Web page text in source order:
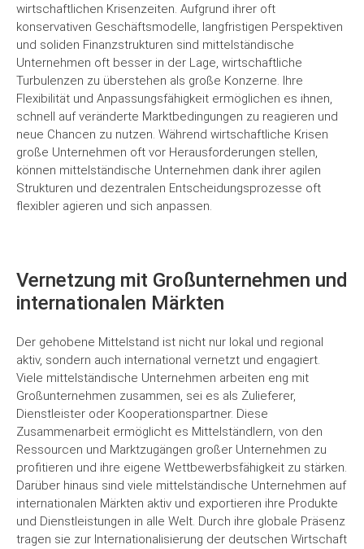
wirtschaftlichen Krisenzeiten. Aufgrund ihrer oft
konservativen Geschäftsmodelle, langfristigen Perspektiven
und soliden Finanzstrukturen sind mittelständische
Unternehmen oft besser in der Lage, wirtschaftliche
Turbulenzen zu überstehen als große Konzerne. Ihre
Flexibilität und Anpassungsfähigkeit ermöglichen es ihnen,
schnell auf veränderte Marktbedingungen zu reagieren und
neue Chancen zu nutzen. Während wirtschaftliche Krisen
große Unternehmen oft vor Herausforderungen stellen,
können mittelständische Unternehmen dank ihrer agilen
Strukturen und dezentralen Entscheidungsprozesse oft
flexibler agieren und sich anpassen.
Vernetzung mit Großunternehmen und
internationalen Märkten
Der gehobene Mittelstand ist nicht nur lokal und regional
aktiv, sondern auch international vernetzt und engagiert.
Viele mittelständische Unternehmen arbeiten eng mit
Großunternehmen zusammen, sei es als Zulieferer,
Dienstleister oder Kooperationspartner. Diese
Zusammenarbeit ermöglicht es Mittelständlern, von den
Ressourcen und Marktzugängen großer Unternehmen zu
profitieren und ihre eigene Wettbewerbsfähigkeit zu stärken.
Darüber hinaus sind viele mittelständische Unternehmen auf
internationalen Märkten aktiv und exportieren ihre Produkte
und Dienstleistungen in alle Welt. Durch ihre globale Präsenz
tragen sie zur Internationalisierung der deutschen Wirtschaft